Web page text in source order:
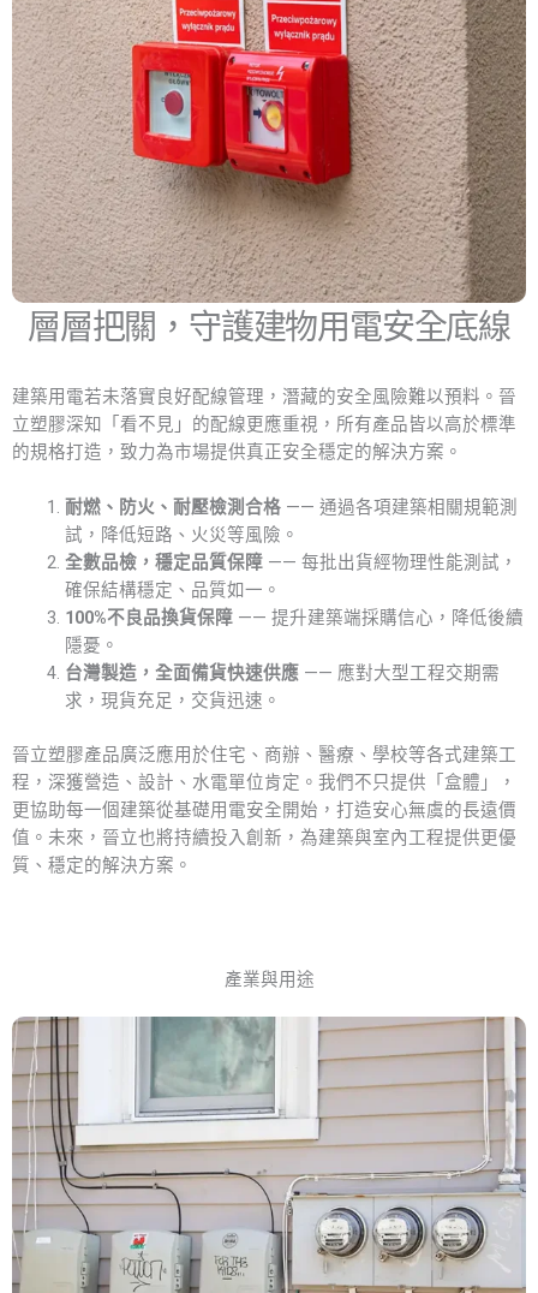
層層把關，守護建物用電安全底線
建築用電若未落實良好配線管理，潛藏的安全風險難以預料。晉
立塑膠深知「看不見」的配線更應重視，所有產品皆以高於標準
的規格打造，致力為市場提供真正安全穩定的解決方案。
耐燃、防火、耐壓檢測合格—— 通過各項建築相關規範測
試，降低短路、火災等風險。
全數品檢，穩定品質保障—— 每批出貨經物理性能測試，
確保結構穩定、品質如一。
100%不良品換貨保障—— 提升建築端採購信心，降低後續
隱憂。
台灣製造，全面備貨快速供應—— 應對大型工程交期需
求，現貨充足，交貨迅速。
晉立塑膠產品廣泛應用於住宅、商辦、醫療、學校等各式建築工
程，深獲營造、設計、水電單位肯定。我們不只提供「盒體」，
更協助每一個建築從基礎用電安全開始，打造安心無虞的長遠價
值。未來，晉立也將持續投入創新，為建築與室內工程提供更優
質、穩定的解決方案。
產業與用途